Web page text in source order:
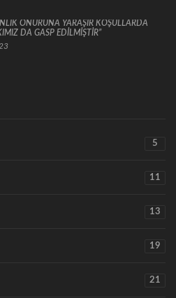
ONURUNA YARAŞIR KOŞULLARDA
DA GASP EDİLMİŞTİR”
5
11
13
19
21